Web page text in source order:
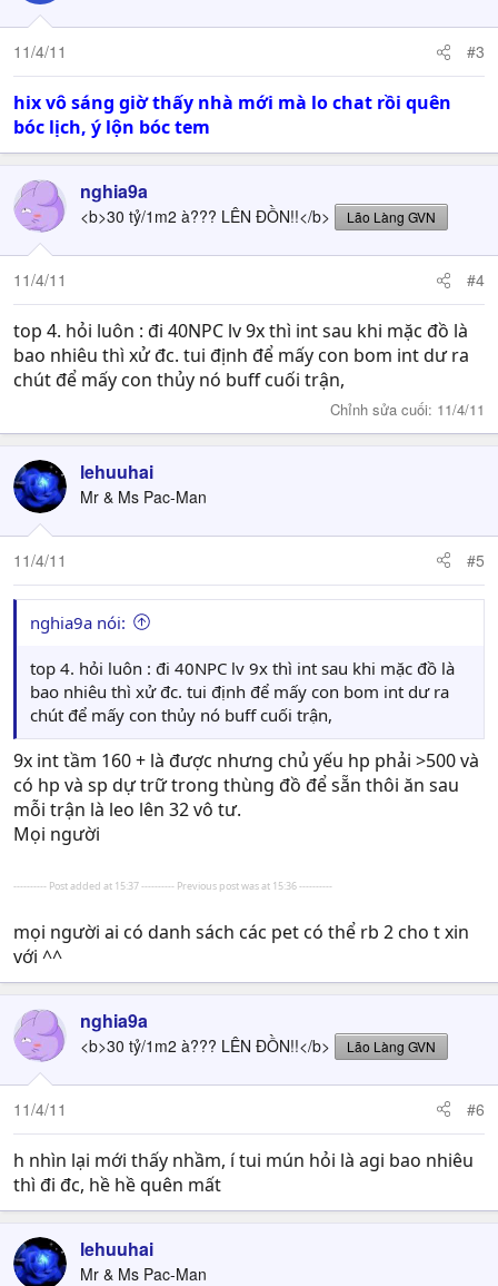
11/4/11 #3
hix vô sáng giờ thấy nhà mới mà lo chat rồi quên
bóc lịch, ý lộn bóc tem
nghia9a
<b>30 tỷ/1m2 à??? LÊN ĐỒN!!</b> Lão Làng GVN
11/4/11 #4
top 4. hỏi luôn : đi 40NPC lv 9x thì int sau khi mặc đồ là
bao nhiêu thì xử đc. tui định để mấy con bom int dư ra
chút để mấy con thủy nó buff cuối trận,
Chỉnh sửa cuối: 11/4/11
lehuuhai
Mr & Ms Pac-Man
11/4/11 #5
nghia9a nói:
top 4. hỏi luôn : đi 40NPC lv 9x thì int sau khi mặc đồ là
bao nhiêu thì xử đc. tui định để mấy con bom int dư ra
chút để mấy con thủy nó buff cuối trận,
9x int tầm 160 + là được nhưng chủ yếu hp phải >500 và
có hp và sp dự trữ trong thùng đồ để sẵn thôi ăn sau
mỗi trận là leo lên 32 vô tư.
Mọi người
---------- Post added at 15:37 ---------- Previous post was at 15:36 ----------
mọi người ai có danh sách các pet có thể rb 2 cho t xin
với ^^
nghia9a
<b>30 tỷ/1m2 à??? LÊN ĐỒN!!</b> Lão Làng GVN
11/4/11 #6
h nhìn lại mới thấy nhầm, í tui mún hỏi là agi bao nhiêu
thì đi đc, hề hề quên mất
lehuuhai
Mr & Ms Pac-Man